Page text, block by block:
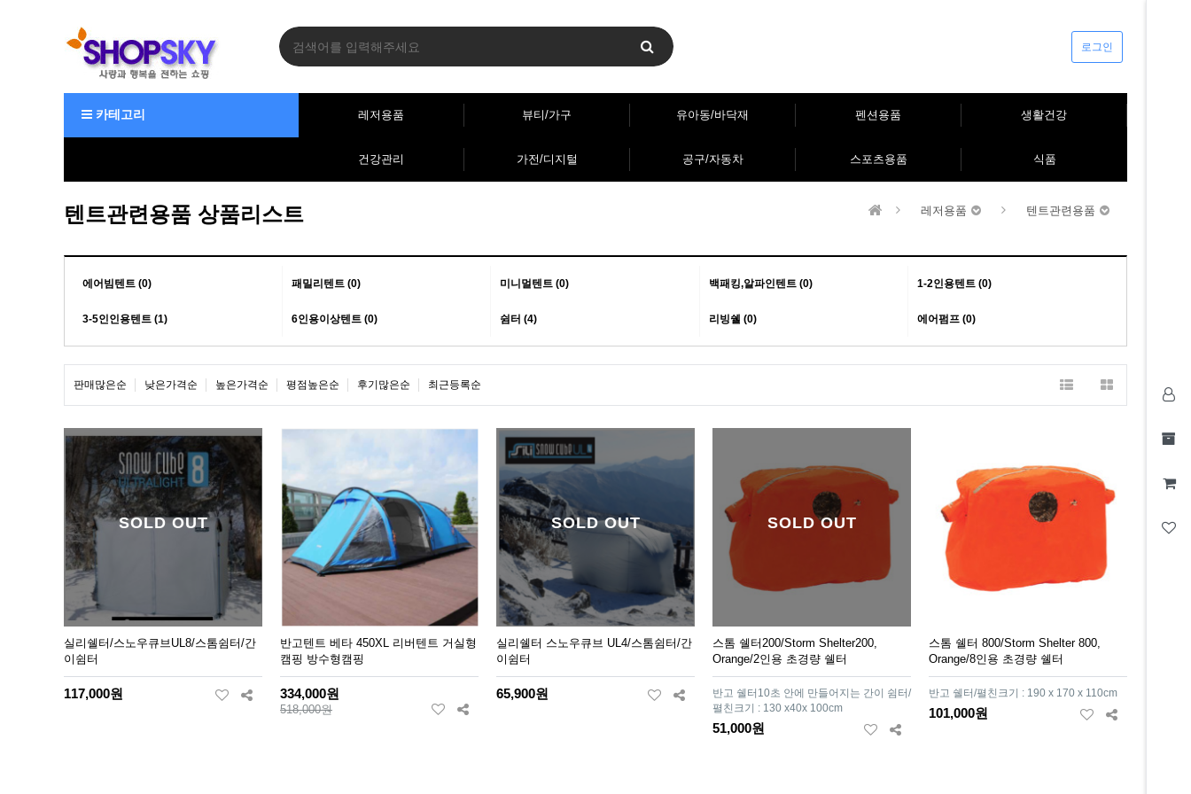
로그인
카테고리 레저용품 뷰티/가구 유아동/바닥재 펜션용품 생활건강
건강관리 가전/디지털 공구/자동차 스포츠용품 식품
텐트관련용품 상품리스트 레저용품 텐트관련용품
에어빔텐트 (0) 패밀리텐트 (0) 미니멀텐트 (0) 백패킹,알파인텐트 (0) 1-2인용텐트 (0)
3-5인인용텐트 (1) 6인용이상텐트 (0) 쉼터 (4) 리빙쉘 (0) 에어펌프 (0)
판매많은순 낮은가격순 높은가격순 평점높은순 후기많은순 최근등록순
SOLD OUT
실리쉘터/스노우큐브UL8/스톰쉼터/간
이쉼터
117,000원
반고텐트 베타 450XL 리버텐트 거실형
캠핑 방수형캠핑
334,000원
518,000원
SOLD OUT
실리쉘터 스노우큐브 UL4/스톰쉼터/간
이쉼터
65,900원
SOLD OUT
스톰 쉘터200/Storm Shelter200,
Orange/2인용 초경량 쉘터
반고 쉘터10초 안에 만들어지는 간이 쉼터/
펼친크기 : 130 x40x 100cm
51,000원
스톰 쉘터 800/Storm Shelter 800,
Orange/8인용 초경량 쉘터
반고 쉘터/펼친크기 : 190 x 170 x 110cm
101,000원